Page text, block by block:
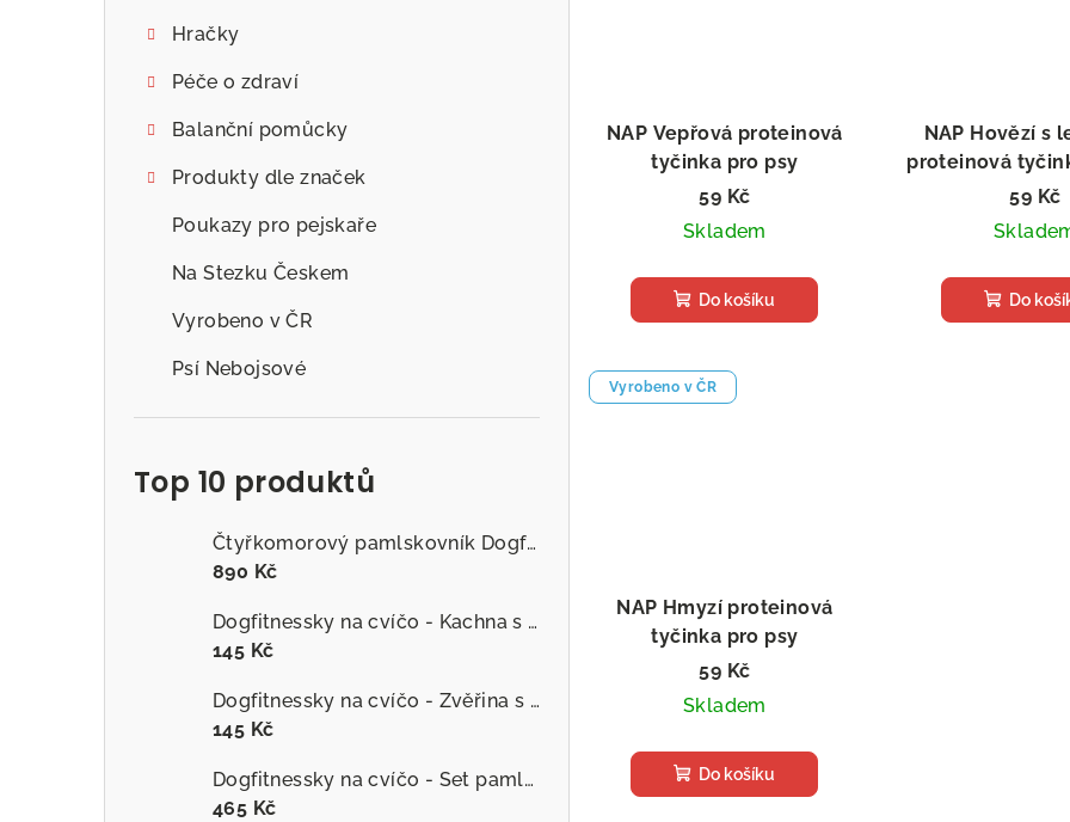
Hračky
Péče o zdraví
Balanční pomůcky
Produkty dle značek
Poukazy pro pejskaře
Na Stezku Českem
Vyrobeno v ČR
Psí Nebojsové
Top 10 produktů
Čtyřkomorový pamlskovník Dogfitness.cz
890 Kč
Dogfitnessky na cvíčo - Kachna s červenou řepou
145 Kč
Dogfitnessky na cvíčo - Zvěřina s jablky
145 Kč
Dogfitnessky na cvíčo - Set pamlsků
465 Kč
NAP Vepřová proteinová
tyčinka pro psy
Pro pohodu a klid
59 Kč
Skladem
Do košíku
NAP Hovězí s
proteinová
Pro pohodu
59 Kč
Do
Vyrobeno v ČR
NAP Hmyzí proteinová
tyčinka pro psy
Výživný zdroj bílkovin
59 Kč
Skladem
Do košíku